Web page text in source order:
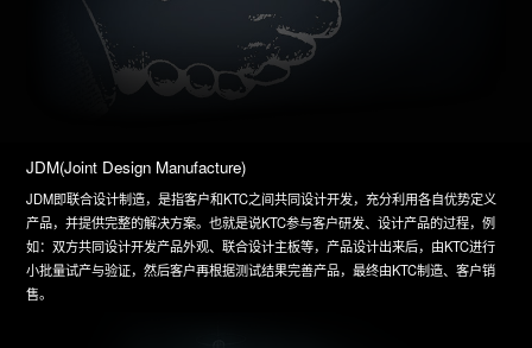
JDM(Joint Design Manufacture)
JDM即联合设计制造，是指客户和KTC之间共同设计开发，充分利用各自优势定义
产品，并提供完整的解决方案。也就是说KTC参与客户研发、设计产品的过程，例
如：双方共同设计开发产品外观、联合设计主板等，产品设计出来后，由KTC进行
小批量试产与验证，然后客户再根据测试结果完善产品，最终由KTC制造、客户销
售。